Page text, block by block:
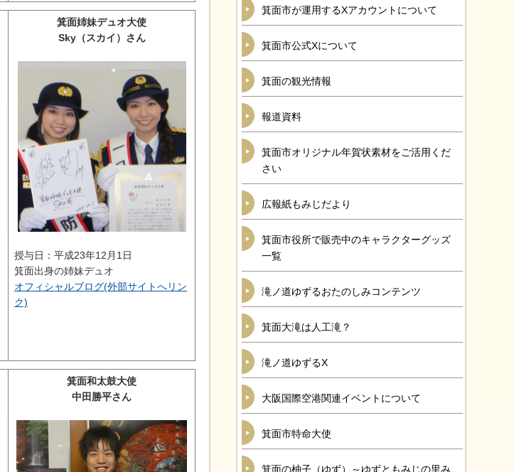
箕面姉妹デュオ大使
Sky（スカイ）さん
授与日：平成23年12月1日
箕面出身の姉妹デュオ
オフィシャルブログ(外部サイトへリン
ク)
箕面和太鼓大使
中田勝平さん
箕面市が運用するXアカウントについて
箕面市公式Xについて
箕面の観光情報
報道資料
箕面市オリジナル年賀状素材をご活用くだ
さい
広報紙もみじだより
箕面市役所で販売中のキャラクターグッズ
一覧
滝ノ道ゆずるおたのしみコンテンツ
箕面大滝は人工滝？
滝ノ道ゆずるX
大阪国際空港関連イベントについて
箕面市特命大使
箕面の柚子（ゆず）～ゆずともみじの里み